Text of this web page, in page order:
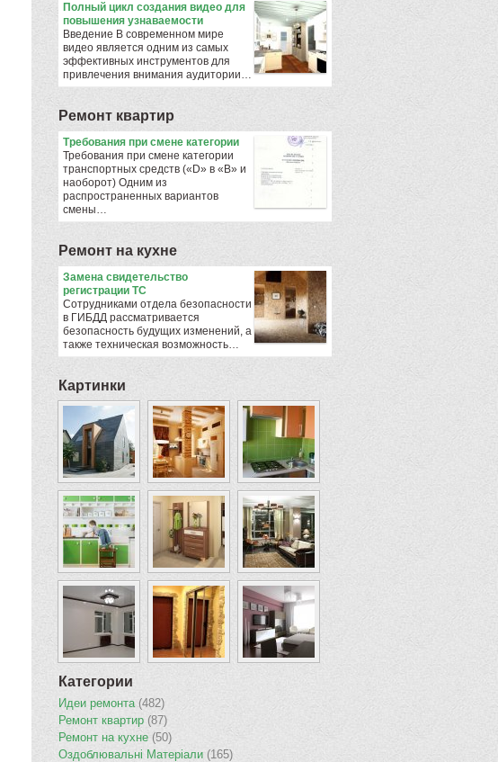
Полный цикл создания видео для
повышения узнаваемости
Введение В современном мире
видео является одним из самых
эффективных инструментов для
привлечения внимания аудитории…
Ремонт квартир
​Требования при смене категории
Требования при смене категории
транспортных средств («D» в «B» и
наоборот) Одним из
распространенных вариантов
смены…
Ремонт на кухне
Замена свидетельство
регистрации ТС
Сотрудниками отдела безопасности
в ГИБДД рассматривается
безопасность будущих изменений, а
также техническая возможность…
Картинки
Категории
Идеи ремонта(482)
Ремонт квартир (87)
Ремонт на кухне (50)
Оздоблювальнi Матерiали (165)